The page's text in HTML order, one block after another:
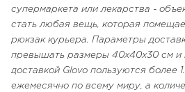
супермаркета или лекарства -
стать любая вещь, которая
рюкзак курьера. Параметры
превышать размеры 40x40x30 см и
доставкой Glovo пользуются более
ежемесячно по всему миру, а